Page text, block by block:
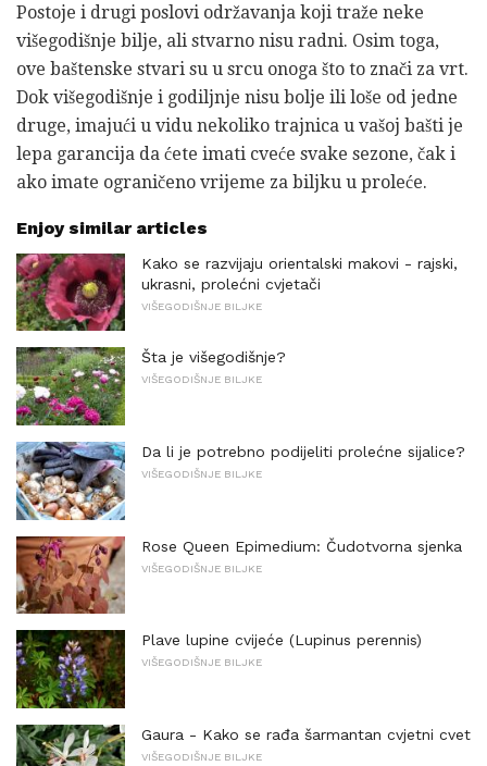
Postoje i drugi poslovi održavanja koji traže neke
višegodišnje bilje, ali stvarno nisu radni. Osim toga,
ove baštenske stvari su u srcu onoga što to znači za vrt.
Dok višegodišnje i godiljnje nisu bolje ili loše od jedne
druge, imajući u vidu nekoliko trajnica u vašoj bašti je
lepa garancija da ćete imati cveće svake sezone, čak i
ako imate ograničeno vrijeme za biljku u proleće.
Enjoy similar articles
Kako se razvijaju orientalski makovi - rajski,
ukrasni, prolećni cvjetači
VIŠEGODIŠNJE BILJKE
Šta je višegodišnje?
VIŠEGODIŠNJE BILJKE
Da li je potrebno podijeliti prolećne sijalice?
VIŠEGODIŠNJE BILJKE
Rose Queen Epimedium: Čudotvorna sjenka
VIŠEGODIŠNJE BILJKE
Plave lupine cvijeće (Lupinus perennis)
VIŠEGODIŠNJE BILJKE
Gaura - Kako se rađa šarmantan cvjetni cvet
VIŠEGODIŠNJE BILJKE